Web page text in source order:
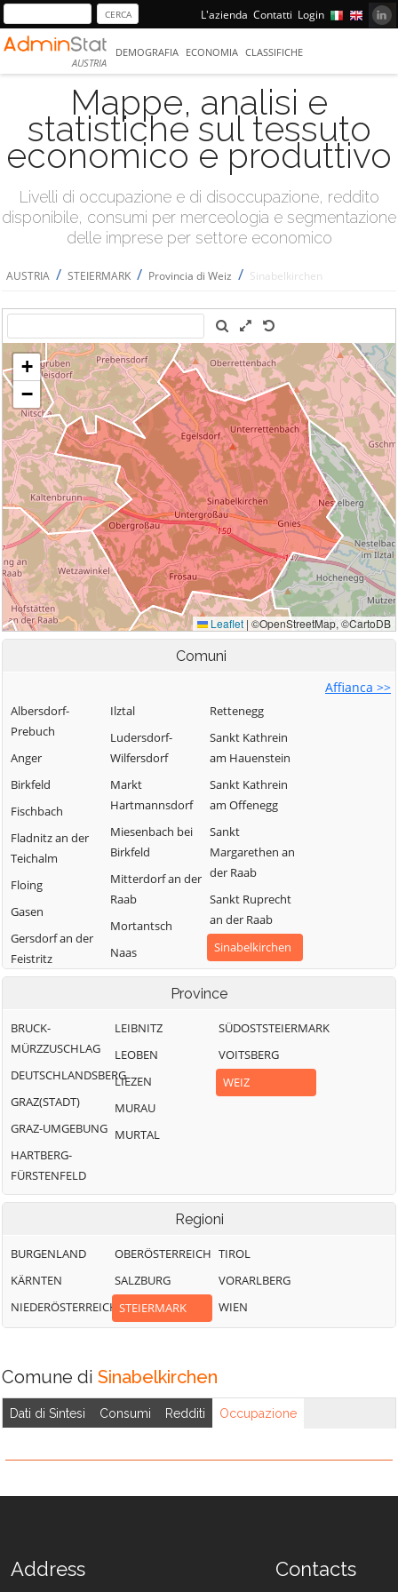
L'azienda Contatti Login
AUSTRIA
DEMOGRAFIA ECONOMIA CLASSIFICHE
Mappe, analisi e
statistiche sul tessuto
economico e produttivo
Livelli di occupazione e di disoccupazione, reddito
disponibile, consumi per merceologia e segmentazione
delle imprese per settore economico
AUSTRIA / STEIERMARK / Provincia di Weiz / Sinabelkirchen
Comuni
Affianca >>
Albersdorf-
Prebuch
Anger
Birkfeld
Fischbach
Fladnitz an der
Teichalm
Floing
Gasen
Gersdorf an der
Feistritz
Stenzengreith
der Raab
Ilztal
Ludersdorf-
Wilfersdorf
Markt
Hartmannsdorf
Miesenbach bei
Birkfeld
Mitterdorf an der
Raab
Mortantsch
Naas
Passail
Kulm
Puch bei Weiz
Ratten
Rettenegg
Sankt Kathrein
am Hauenstein
Sankt Kathrein
am Offenegg
Sankt
Margarethen an
der Raab
Sankt Ruprecht
an der Raab
Sinabelkirchen
Strallegg
Thannhausen
Weiz
Province
BRUCK-
MÜRZZUSCHLAG
DEUTSCHLANDSBERG
GRAZ(STADT)
GRAZ-UMGEBUNG
HARTBERG-
FÜRSTENFELD
LEIBNITZ
LEOBEN
LIEZEN
MURAU
MURTAL
SÜDOSTSTEIERMARK
VOITSBERG
WEIZ
Regioni
BURGENLAND
KÄRNTEN
NIEDERÖSTERREICH
OBERÖSTERREICH
SALZBURG
STEIERMARK
TIROL
VORARLBERG
WIEN
Comune di Sinabelkirchen
Dati di Sintesi Consumi Redditi Occupazione
Address Contacts